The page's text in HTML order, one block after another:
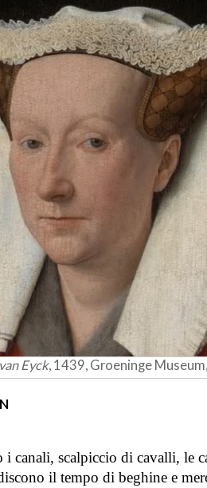
Eyck, 1439, Groeninge
i canali, scalpiccio di cavalli, le
il tempo di beghine e